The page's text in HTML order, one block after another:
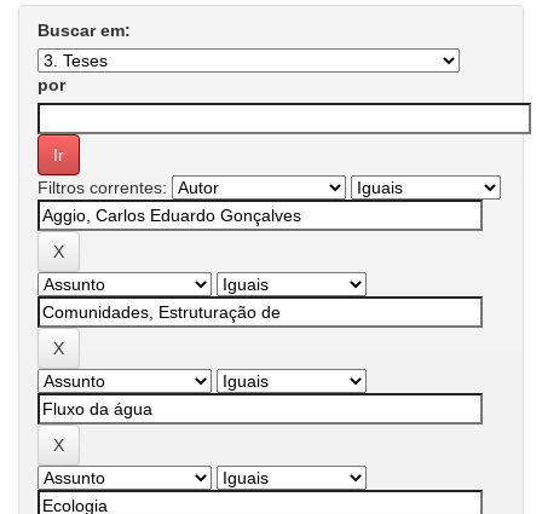
Buscar em:
por
Filtros correntes: